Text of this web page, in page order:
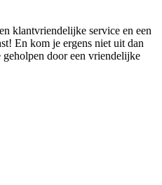
klantvriendelijke service en een
En kom je ergens niet uit dan
door een vriendelijke